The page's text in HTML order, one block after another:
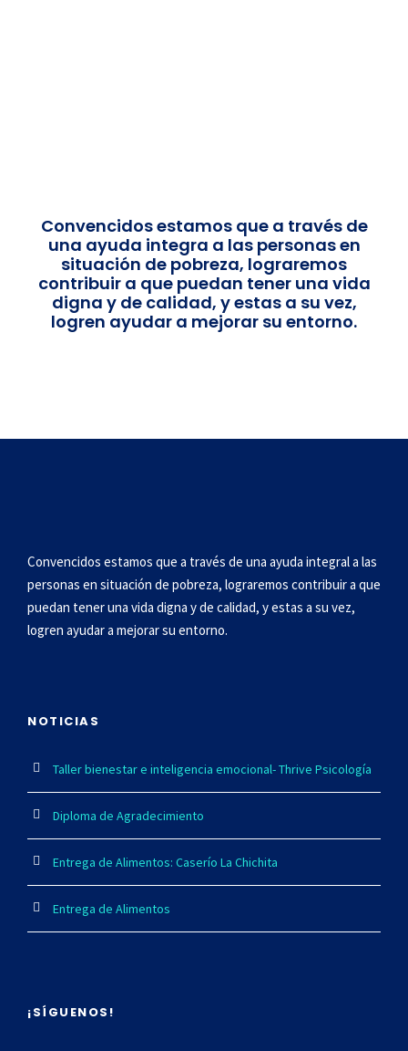
Convencidos estamos que a través de
una ayuda integra a las personas en
situación de pobreza, lograremos
contribuir a que puedan tener una vida
digna y de calidad, y estas a su vez,
logren ayudar a mejorar su entorno.
Convencidos estamos que a través de una ayuda integral a las
personas en situación de pobreza, lograremos contribuir a que
puedan tener una vida digna y de calidad, y estas a su vez,
logren ayudar a mejorar su entorno.
NOTICIAS
Taller bienestar e inteligencia emocional- Thrive Psicología
Diploma de Agradecimiento
Entrega de Alimentos: Caserío La Chichita
Entrega de Alimentos
¡SÍGUENOS!